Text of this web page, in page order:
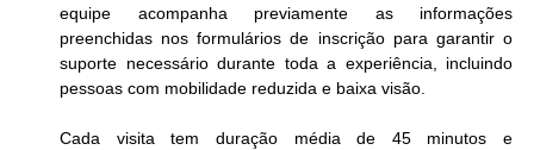
equipe acompanha previamente as informações
preenchidas nos formulários de inscrição para garantir o
suporte necessário durante toda a experiência, incluindo
pessoas com mobilidade reduzida e baixa visão.
Cada visita tem duração média de 45 minutos e